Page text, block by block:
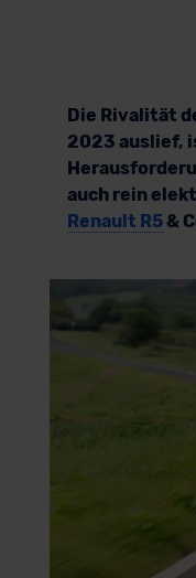
Die Rivalität
2023 auslief,
auch rein
Renault R5 &